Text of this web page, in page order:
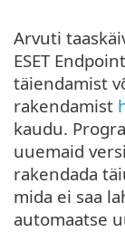
Arvuti
ESET
täiendamist
rakendamist
kaudu.
uuemaid
rakendada
mida ei saa
automaatse